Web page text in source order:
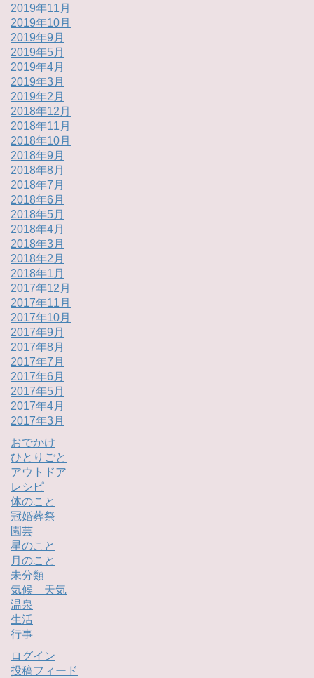
2019年11月
2019年10月
2019年9月
2019年5月
2019年4月
2019年3月
2019年2月
2018年12月
2018年11月
2018年10月
2018年9月
2018年8月
2018年7月
2018年6月
2018年5月
2018年4月
2018年3月
2018年2月
2018年1月
2017年12月
2017年11月
2017年10月
2017年9月
2017年8月
2017年7月
2017年6月
2017年5月
2017年4月
2017年3月
おでかけ
ひとりごと
アウトドア
レシピ
体のこと
冠婚葬祭
園芸
星のこと
月のこと
未分類
気候 天気
温泉
生活
行事
ログイン
投稿フィード